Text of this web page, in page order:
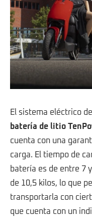
El sistema eléctrico
batería de litio
cuenta con una
carga. El tiempo de
batería es de entre 7
de 10,5 kilos, lo que
transportarla con
que cuenta con un